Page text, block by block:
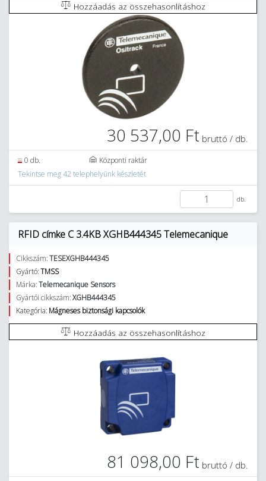
Hozzáadás az összehasonlításhoz
30 537,00 Ft bruttó / db.
0 db.
Központi raktár
Tekintse meg 42 telephelyünk készletét
db.
RFID címke C 3.4KB XGHB444345 Telemecanique
Cikkszám:TESEXGHB444345
Gyártó:TMSS
Márka:Telemecanique Sensors
Gyártói cikkszám:XGHB444345
Kategória: Mágneses biztonsági kapcsolók
Hozzáadás az összehasonlításhoz
81 098,00 Ft bruttó / db.